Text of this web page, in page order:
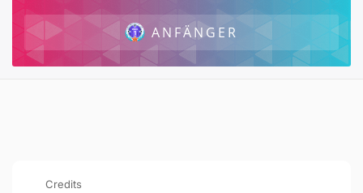
ANFÄNGER
Credits